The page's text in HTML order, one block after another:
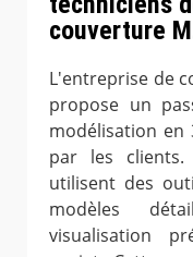
couverture
L'entreprise de
propose un
modélisation en
par les clients.
utilisent des
modèles
visualisation